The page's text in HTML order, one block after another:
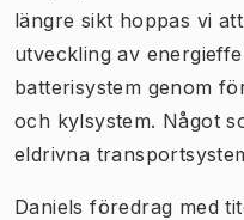
längre sikt hoppas vi
utveckling av
batterisystem genom
och kylsystem. Något
eldrivna
Daniels föredrag med